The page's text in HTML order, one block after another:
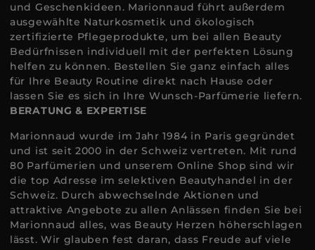
und Geschenkideen. Marionnaud führt außerdem
ausgewählte Naturkosmetik und ökologisch
zertifizierte Pflegeprodukte, um bei allen Beauty
Bedürfnissen individuell mit der perfekten Lösung
helfen zu können. Bestellen Sie ganz einfach alles
für Ihre Beauty Routine direkt nach Hause oder
lassen Sie es sich in Ihre Wunsch-Parfümerie liefern.
BERATUNG & EXPERTISE
Marionnaud wurde im Jahr 1984 in Paris gegründet
und ist seit 2000 in der Schweiz vertreten. Mit rund
80 Parfümerien und unserem Online Shop sind wir
die top Adresse im selektiven Beautyhandel in der
Schweiz. Durch abwechselnde Aktionen und
attraktive Angebote zu allen Anlässen finden Sie bei
Marionnaud alles, was Beauty Herzen höherschlagen
lässt. Wir glauben fest daran, dass Freude auf viele